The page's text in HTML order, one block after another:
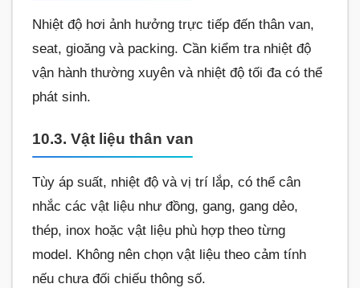
Nhiệt độ hơi ảnh hưởng trực tiếp đến thân van,
seat, gioăng và packing. Cần kiểm tra nhiệt độ
vận hành thường xuyên và nhiệt độ tối đa có thể
phát sinh.
10.3. Vật liệu thân van
Tùy áp suất, nhiệt độ và vị trí lắp, có thể cân
nhắc các vật liệu như đồng, gang, gang dẻo,
thép, inox hoặc vật liệu phù hợp theo từng
model. Không nên chọn vật liệu theo cảm tính
nếu chưa đối chiếu thông số.